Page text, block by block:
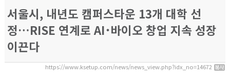
서울시, 내년도 캠퍼스타운 13개 대학 선
정…RISE 연계로 AI･바이오 창업 지속 성장
이끈다
https://www.ksetup.com/news/news_view.php?idx_no=14672